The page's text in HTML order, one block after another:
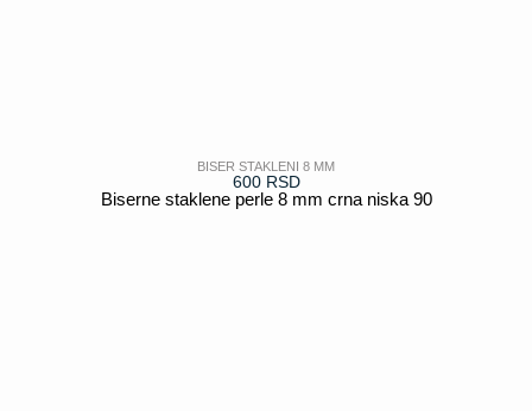
BISER STAKLENI 8 MM
600 RSD
Biserne staklene perle 8 mm crna niska 90